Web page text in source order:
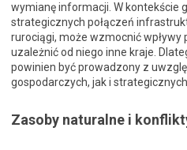
wymianę informacji. W kontekście
strategicznych połączeń
rurociągi, może wzmocnić
uzależnić od niego inne kraje.
powinien być prowadzony z
gospodarczych, jak i strategicznych.
Zasoby naturalne i